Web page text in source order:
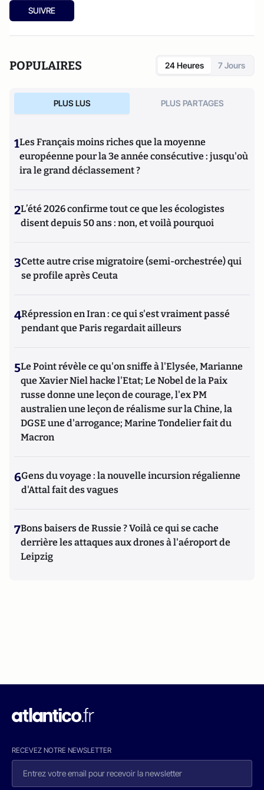
@a_amir_aslani.
SUIVRE
POPULAIRES 24 Heures 7 Jours
PLUS LUS PLUS PARTAGES
1Les Français moins riches que la moyenne
européenne pour la 3e année consécutive : jusqu'où
ira le grand déclassement ?
2L’été 2026 confirme tout ce que les écologistes
disent depuis 50 ans : non, et voilà pourquoi
3Cette autre crise migratoire (semi-orchestrée) qui
se profile après Ceuta
4Répression en Iran : ce qui s'est vraiment passé
pendant que Paris regardait ailleurs
5Le Point révèle ce qu'on sniffe à l'Elysée, Marianne
que Xavier Niel hacke l'Etat; Le Nobel de la Paix
russe donne une leçon de courage, l'ex PM
australien une leçon de réalisme sur la Chine, la
DGSE une d'arrogance; Marine Tondelier fait du
Macron
6Gens du voyage : la nouvelle incursion régalienne
d'Attal fait des vagues
7Bons baisers de Russie ? Voilà ce qui se cache
derrière les attaques aux drones à l'aéroport de
Leipzig
RECEVEZ NOTRE NEWSLETTER